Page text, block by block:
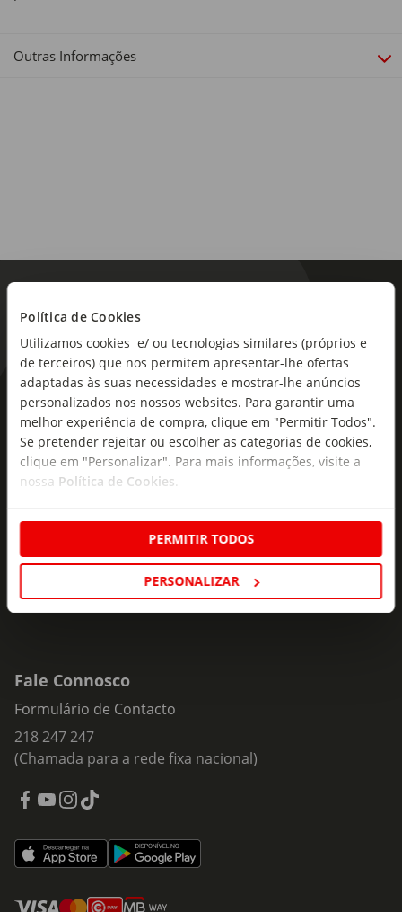
Política de Cookies
Utilizamos cookies e/ ou tecnologias similares (próprios e
de terceiros) que nos permitem apresentar-lhe ofertas
adaptadas às suas necessidades e mostrar-lhe anúncios
personalizados nos nossos websites. Para garantir uma
melhor experiência de compra, clique em "Permitir Todos".
Se pretender rejeitar ou escolher as categorias de cookies,
clique em "Personalizar". Para mais informações, visite a
nossa Política de Cookies
PERMITIR TODOS
PERSONALIZAR
Outras Informações
As novidades mais frescas no
seu e-mail!
Subscreva e descubra campanhas exclusivas,
ofertas e novidades para si.
Insira o seu e-
Fale Connosco
Formulário de Contacto
218 247 247
(Chamada para a rede fixa nacional)